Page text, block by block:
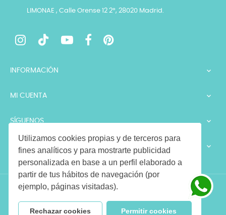
Utilizamos cookies propias y de terceros para
fines analíticos y para mostrarte publicidad
personalizada en base a un perfil elaborado a
partir de tus hábitos de navegación (por
ejemplo, páginas visitadas).
Rechazar cookies Permitir cookies
LIMONAE , Calle Orense 12 2º, 28020 Madrid.
INFORMACIÓN 
MI CUENTA 
SÍGUENOS 
LEGALES 
Copyright © 2026 LIMONAE. Todos los derechos reservados